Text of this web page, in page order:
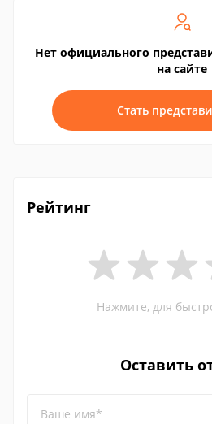
Нет официального
на сайте
Стать
Рейтинг
Нажмите, для
Оставить
Ваше имя*